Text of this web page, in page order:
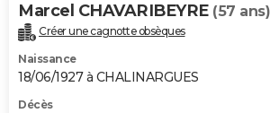
Marcel CHAVARIBEYRE (57 ans)
Créer une cagnotte obsèques
Naissance
18/06/1927 à CHALINARGUES
Décès